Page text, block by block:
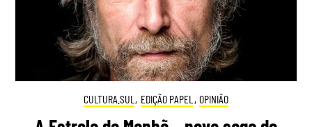
CULTURA.SUL , EDIÇÃO PAPEL , OPINIÃO